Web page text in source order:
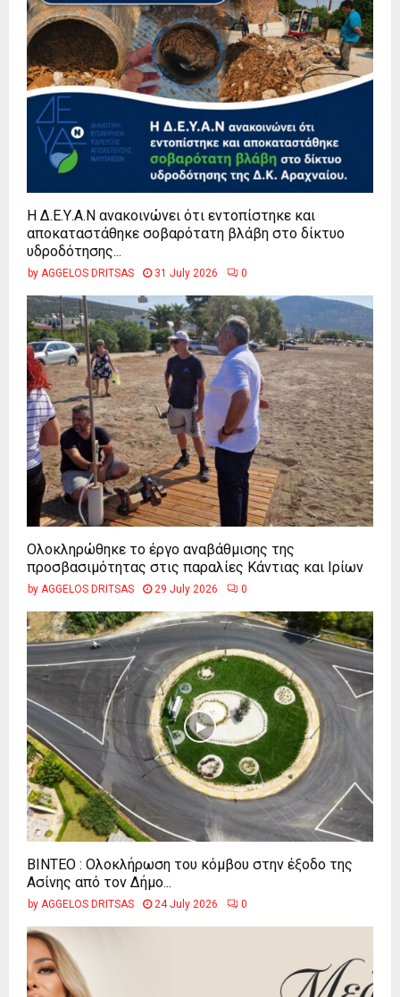
Η Δ.Ε.Υ.Α.Ν ανακοινώνει ότι εντοπίστηκε και
αποκαταστάθηκε σοβαρότατη βλάβη στο δίκτυο
υδροδότησης...
by AGGELOS DRITSAS 31 July 2026 0
Ολοκληρώθηκε το έργο αναβάθμισης της
προσβασιμότητας στις παραλίες Κάντιας και Ιρίων
by AGGELOS DRITSAS 29 July 2026 0
ΒΙΝΤΕΟ : Ολοκλήρωση του κόμβου στην έξοδο της
Ασίνης από τον Δήμο...
by AGGELOS DRITSAS 24 July 2026 0